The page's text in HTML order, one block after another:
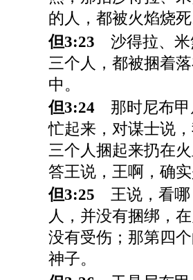
的人，都被火焰烧死
但3:23 沙得拉、米
三个人，都被捆着
中。
但3:24 那时尼布甲
忙起来，对谋士说
三个人捆起来扔在
答王说，王啊，确实
但3:25 王说，看哪
人，并没有捆绑，
没有受伤；那第四
神子。